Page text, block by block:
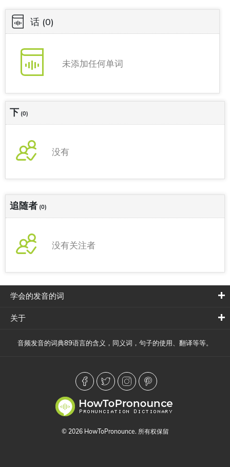
话 (0)
未添加任何单词
下 (0)
没有
追随者 (0)
没有关注者
学会的发音的词
关于
音频发音的词典89语言的含义，同义词，句子的使用、翻译等等。
© 2026 HowToPronounce. 所有权保留